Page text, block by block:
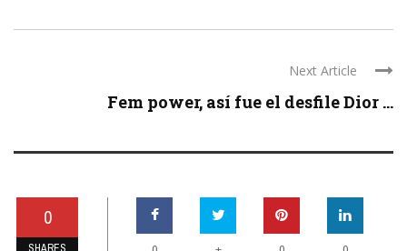
Next Article
Fem power, así fue el desfile Dior ...
0